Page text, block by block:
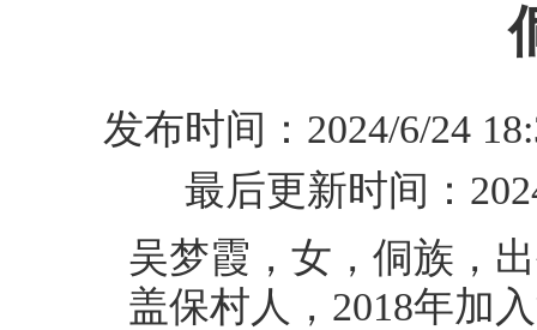
发布时间： 2024/6/24
最后更新时间：
吴梦霞，女，侗族，
盖保村人，2018年加